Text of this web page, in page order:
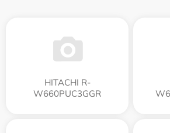
HITACHI R-
W660PUC3GGR